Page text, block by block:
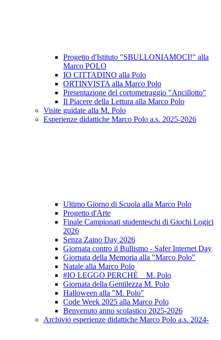
Progetto d'Istituto "SBULLONIAMOCI!" alla
Marco POLO
IO CITTADINO alla Polo
ORTINVISTA alla Marco Polo
Presentazione del cortometraggio "Ancillotto"
Il Piacere della Lettura alla Marco Polo
Visite guidate alla M. Polo
Esperienze didattiche Marco Polo a.s. 2025-2026
Ultimo Giorno di Scuola alla Marco Polo
Progetto d'Arte
Finale Campionati studenteschi di Giochi Logici
2026
Senza Zaino Day 2026
Giornata contro il Bullismo - Safer Internet Day
Giornata della Memoria alla "Marco Polo"
Natale alla Marco Polo
#IO LEGGO PERCHÉ _ M. Polo
Giornata della Gentilezza M. Polo
Halloween alla "M. Polo"
Code Week 2025 alla Marco Polo
Benvenuto anno scolastico 2025-2026
Archivio esperienze didattiche Marco Polo a.s. 2024-